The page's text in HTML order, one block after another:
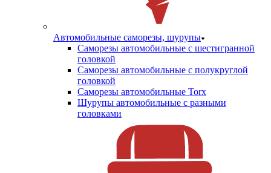
Автомобильные саморезы, шурупы
Саморезы автомобильные с шестигранной
головкой
Саморезы автомобильные с полукруглой
головкой
Саморезы автомобильные Torx
Шурупы автомобильные с разными
головками